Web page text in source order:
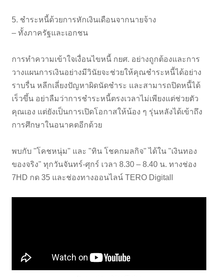
5. ชำระหนี้ด้วยการหักเงินเดือนจากนายจ้าง
– ทั้งภาครัฐและเอกชน
การทำความเข้าใจเงื่อนไขหนี้ กยศ. อย่างถูกต้องและการ
วางแผนการเงินอย่างมีวินัยจะช่วยให้คุณชำระหนี้ได้อย่าง
ราบรื่น หลีกเลี่ยงปัญหาผิดนัดชำระ และสามารถปิดหนี้ได้
เร็วขึ้น อย่าลืมว่าการชำระหนี้ตรงเวลาไม่เพียงแต่ช่วยตัว
คุณเอง แต่ยังเป็นการเปิดโอกาสให้น้อง ๆ รุ่นหลังได้เข้าถึง
การศึกษาในอนาคตอีกด้วย
พบกับ "โคชหนุ่ม" และ "ทิน โชคกมลกิจ" ได้ใน "เงินทอง
ของจริง" ทุกวันจันทร์-ศุกร์ เวลา 8.30 – 8.40 น. ทางช่อง
7HD กด 35 และช่องทางออนไลน์ TERO Digitall